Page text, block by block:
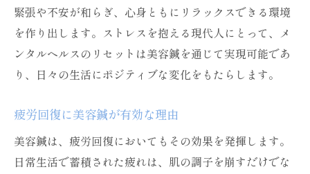
緊張や不安が和らぎ、心身ともにリラックスできる環境
を作り出します。ストレスを抱える現代人にとって、メ
ンタルヘルスのリセットは美容鍼を通じて実現可能であ
り、日々の生活にポジティブな変化をもたらします。
疲労回復に美容鍼が有効な理由
美容鍼は、疲労回復においてもその効果を発揮します。
日常生活で蓄積された疲れは、肌の調子を崩すだけでな